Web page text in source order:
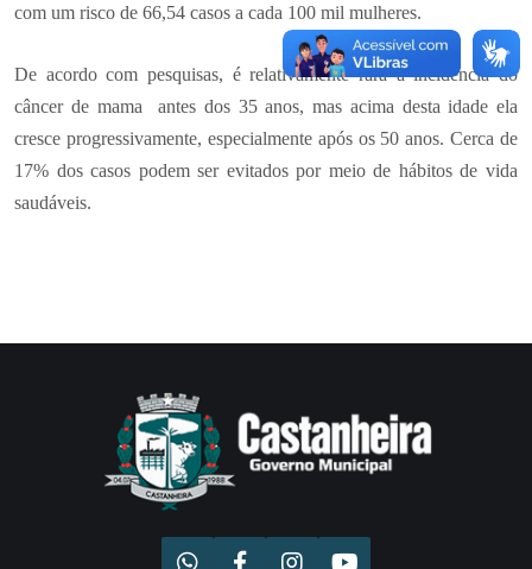
com um risco de 66,54 casos a cada 100 mil mulheres.
De acordo com pesquisas, é relativamente rara a incidência do
câncer de mama antes dos 35 anos, mas acima desta idade ela
cresce progressivamente, especialmente após os 50 anos. Cerca de
17% dos casos podem ser evitados por meio de hábitos de vida
saudáveis.